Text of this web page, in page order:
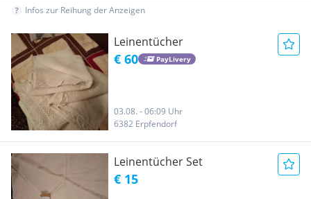
Infos zur Reihung der Anzeigen
Leinentücher
€ 60 PayLivery
03.08. - 06:09 Uhr
6382 Erpfendorf
Leinentücher Set
€ 15